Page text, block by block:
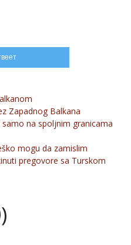
Zapadnog Balkana
na spoljnim granicama
mogu da zamislim
pregovore sa Turskom